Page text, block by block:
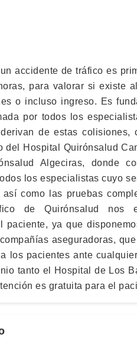
accidente de tráfico es
para valorar si existe
o incluso ingreso. Es
por todos los
de estas colisiones,
del Hospital Quirónsalud
Algeciras, donde
los especialistas cuyo
como las pruebas
de Quirónsalud nos
paciente, ya que
aseguradoras,
los pacientes ante
tanto el Hospital de Los
es gratuita para el